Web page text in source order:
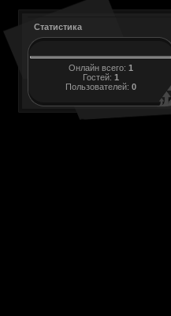
Статистика
Онлайн всего: 1
Гостей: 1
Пользователей: 0